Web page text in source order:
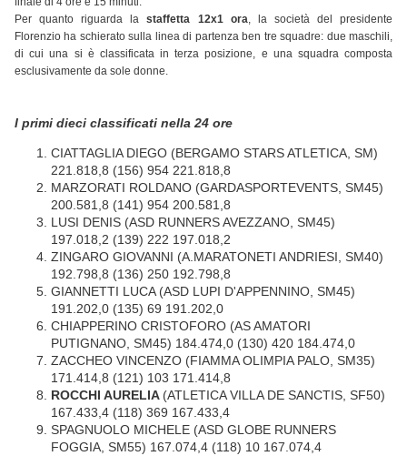
Per quanto riguarda lastaffetta 12x1 ora, la società del presidente
Florenzio ha schierato sulla linea di partenza ben tre squadre: due maschili,
di cui una si è classificata in terza posizione, e una squadra composta
esclusivamente da sole donne.
I primi dieci classificati nella 24 ore
CIATTAGLIA DIEGO (BERGAMO STARS ATLETICA, SM)
221.818,8 (156) 954 221.818,8
MARZORATI ROLDANO (GARDASPORTEVENTS, SM45)
200.581,8 (141) 954 200.581,8
LUSI DENIS (ASD RUNNERS AVEZZANO, SM45)
197.018,2 (139) 222 197.018,2
ZINGARO GIOVANNI (A.MARATONETI ANDRIESI, SM40)
192.798,8 (136) 250 192.798,8
GIANNETTI LUCA (ASD LUPI D'APPENNINO, SM45)
191.202,0 (135) 69 191.202,0
CHIAPPERINO CRISTOFORO (AS AMATORI
PUTIGNANO, SM45) 184.474,0 (130) 420 184.474,0
ZACCHEO VINCENZO (FIAMMA OLIMPIA PALO, SM35)
171.414,8 (121) 103 171.414,8
ROCCHI AURELIA (ATLETICA VILLA DE SANCTIS, SF50)
167.433,4 (118) 369 167.433,4
SPAGNUOLO MICHELE (ASD GLOBE RUNNERS
FOGGIA, SM55) 167.074,4 (118) 10 167.074,4